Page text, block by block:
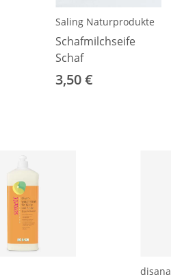
Saling Naturprodukte
Schafmilchseife
Schaf
3,50 €
disana